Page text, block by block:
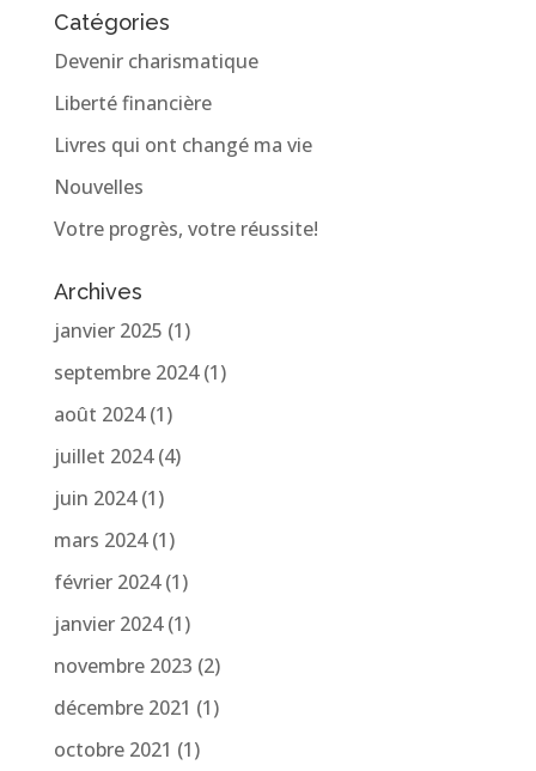
Catégories
Devenir charismatique
Liberté financière
Livres qui ont changé ma vie
Nouvelles
Votre progrès, votre réussite!
Archives
janvier 2025 (1)
septembre 2024(1)
août 2024(1)
juillet 2024(4)
juin 2024(1)
mars 2024(1)
février 2024(1)
janvier 2024(1)
novembre 2023 (2)
décembre 2021 (1)
octobre 2021 (1)